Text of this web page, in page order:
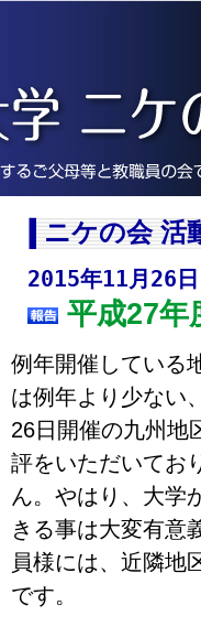
ニケの会 活
2015年11月26日
平成27年
例年開催している
は例年より少ない
26日開催の九州地
評をいただいてお
ん。やはり、大学
きる事は大変有意
員様には、近隣地
です。